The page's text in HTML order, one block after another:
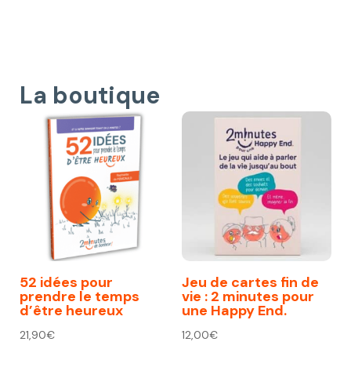
La boutique
52 idées pour
prendre le temps
d’être heureux
21,90€
Jeu de cartes fin de
vie : 2 minutes pour
une Happy End.
12,00€